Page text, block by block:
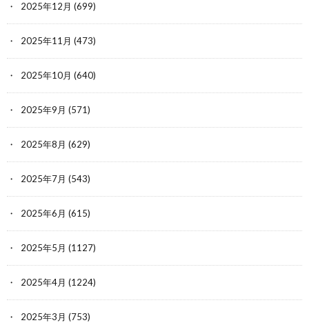
2025年12月 (699)
2025年11月 (473)
2025年10月 (640)
2025年9月 (571)
2025年8月 (629)
2025年7月 (543)
2025年6月 (615)
2025年5月 (1127)
2025年4月 (1224)
2025年3月 (753)